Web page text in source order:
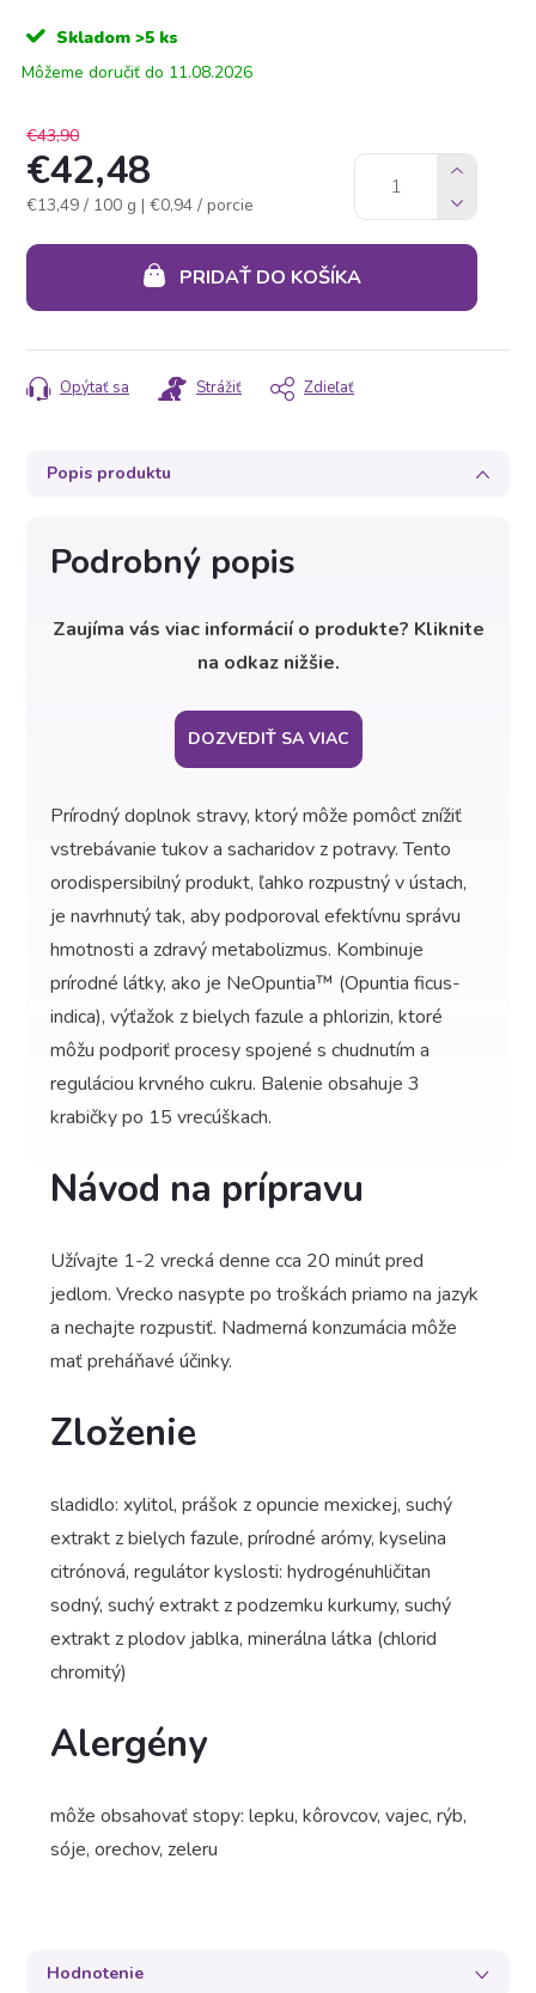
Skladom >5 ks
11.08.2026
€43,90
€42,48
Jednotková
€13,49 / 100 g | €0,94 / porcie
PRIDAŤ DO KOŠÍKA
Opýtať sa Strážiť Zdieľať
Popis produktu
Podrobný popis
Zaujíma vás viac informácií o produkte? Kliknite
na odkaz nižšie.
DOZVEDIŤ SA VIAC
Prírodný doplnok stravy, ktorý môže pomôcť znížiť
vstrebávanie tukov a sacharidov z potravy. Tento
orodispersibilný produkt, ľahko rozpustný v ústach,
je navrhnutý tak, aby podporoval efektívnu správu
hmotnosti a zdravý metabolizmus. Kombinuje
prírodné látky, ako je NeOpuntia™ (Opuntia ficus-
indica), výťažok z bielych fazule a phlorizin, ktoré
môžu podporiť procesy spojené s chudnutím a
reguláciou krvného cukru. Balenie obsahuje 3
krabičky po 15 vrecúškach.
Návod na prípravu
Užívajte 1-2 vrecká denne cca 20 minút pred
jedlom. Vrecko nasypte po troškách priamo na jazyk
a nechajte rozpustiť. Nadmerná konzumácia môže
mať preháňavé účinky.
Zloženie
sladidlo: xylitol, prášok z opuncie mexickej, suchý
extrakt z bielych fazule, prírodné arómy, kyselina
citrónová, regulátor kyslosti: hydrogénuhličitan
sodný, suchý extrakt z podzemku kurkumy, suchý
extrakt z plodov jablka, minerálna látka (chlorid
chromitý)
Alergény
môže obsahovať stopy: lepku, kôrovcov, vajec, rýb,
sóje, orechov, zeleru
Hodnotenie